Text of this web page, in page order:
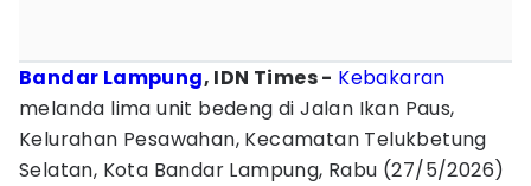
Bandar Lampung, IDN Times - Kebakaran
melanda lima unit bedeng di Jalan Ikan Paus,
Kelurahan Pesawahan, Kecamatan Telukbetung
Selatan, Kota Bandar Lampung, Rabu (27/5/2026)